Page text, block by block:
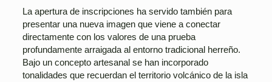
La apertura de inscripciones ha servido también para
presentar una nueva imagen que viene a conectar
directamente con los valores de una prueba
profundamente arraigada al entorno tradicional herreño.
Bajo un concepto artesanal se han incorporado
tonalidades que recuerdan el territorio volcánico de la isla